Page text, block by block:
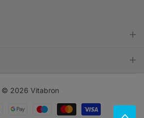
© 2026 Vitabron